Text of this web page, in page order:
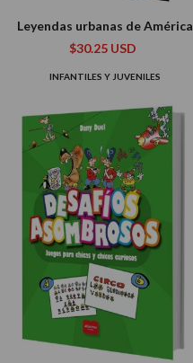
Leyendas urbanas de América
$30.25 USD
INFANTILES Y JUVENILES